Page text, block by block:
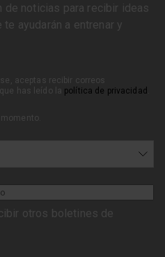
de noticias para recibir ideas
ayudarán a entrenar y
aceptas recibir correos
has leído la política de privacidad
otros boletines de